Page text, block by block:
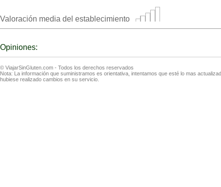
Valoración media del establecimiento
Opiniones:
© ViajarSinGluten.com - Todos los derechos reservados
Nota: La información que suministramos es orientativa, intentamos que esté lo mas
hubiese realizado cambios en su servicio.